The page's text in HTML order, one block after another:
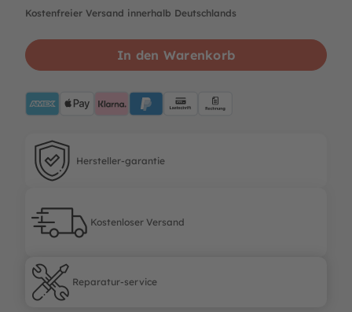
Kostenfreier Versand innerhalb Deutschlands
In den Warenkorb
ApplePayKlarna PayPalBlueLastschrift
Hersteller-garantie
Hersteller-garantie
Kostenloser Versand
Kostenloser Versand
Reparatur-service
Reparatur-service